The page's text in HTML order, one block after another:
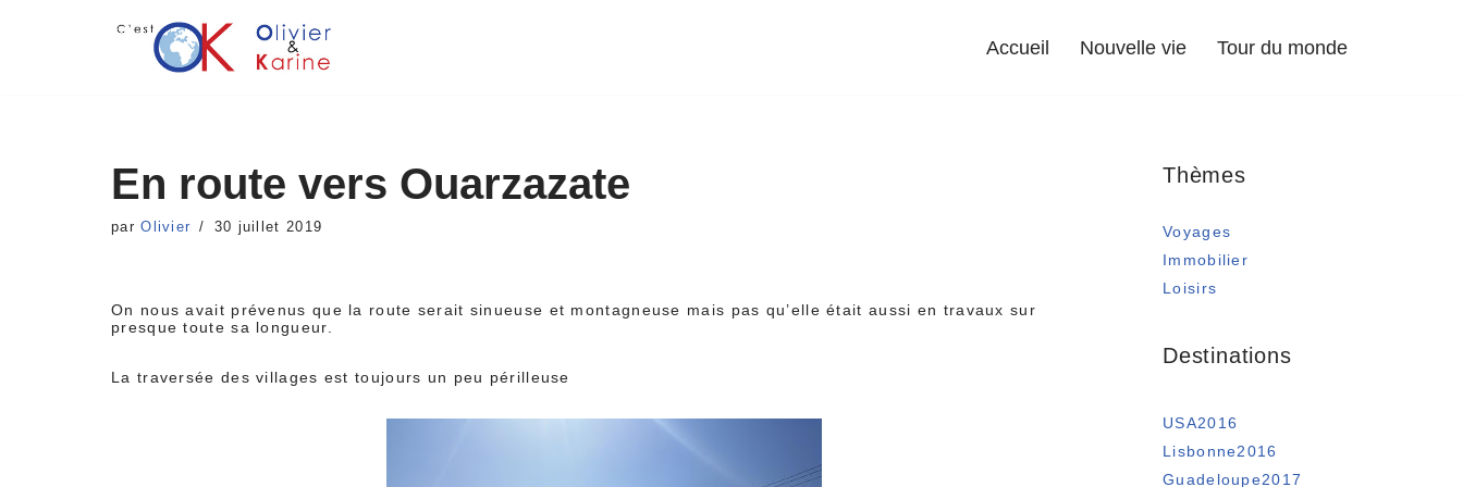
Accueil Nouvelle vie Tour du monde
En route vers Ouarzazate
parOlivier 30 juillet 2019
On nous avait prévenus que la route serait sinueuse et montagneuse mais pas qu’elle était aussi en travaux sur
presque toute sa longueur.
La traversée des villages est toujours un peu périlleuse
Thèmes
Voyages
Immobilier
Loisirs
Destinations
USA2016
Lisbonne2016
Guadeloupe2017